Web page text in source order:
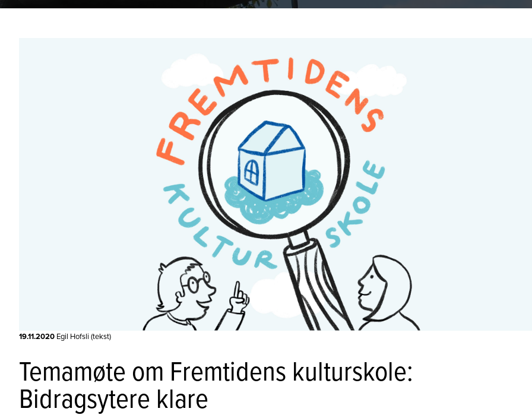
19.11.2020 Egil Hofsli (tekst)
Temamøte om Fremtidens kulturskole:
Bidragsytere klare